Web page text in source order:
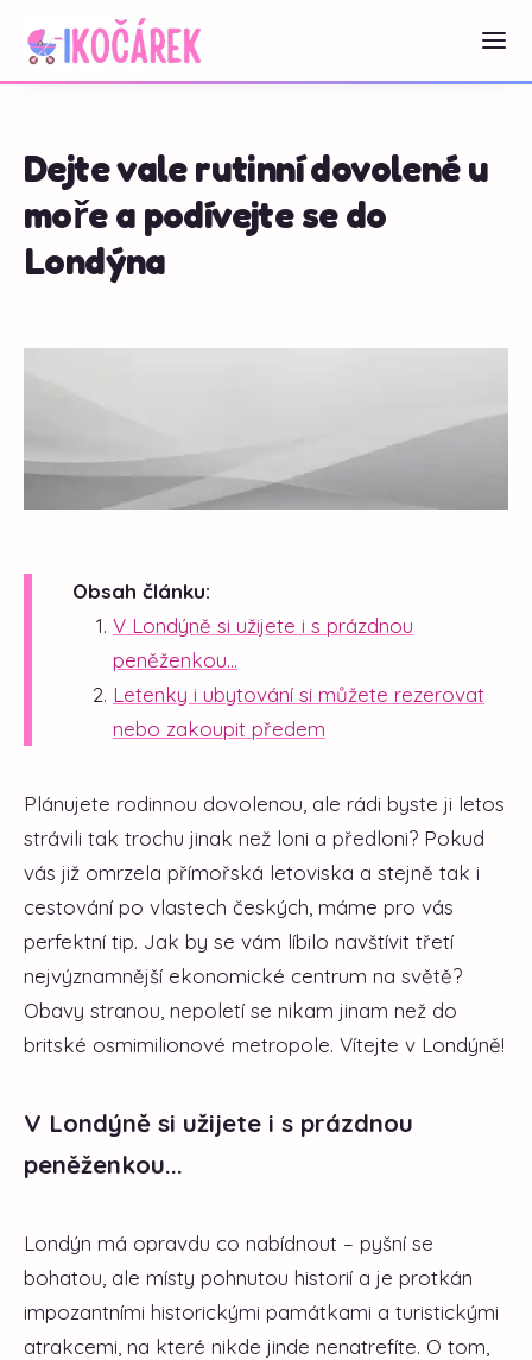
Dejte vale rutinní dovolené u
moře a podívejte se do
Londýna
Obsah článku:
V Londýně si užijete i s prázdnou
peněženkou...
Letenky i ubytování si můžete rezerovat
nebo zakoupit předem
Plánujete rodinnou dovolenou, ale rádi byste ji letos
strávili tak trochu jinak než loni a předloni? Pokud
vás již omrzela přímořská letoviska a stejně tak i
cestování po vlastech českých, máme pro vás
perfektní tip. Jak by se vám líbilo navštívit třetí
nejvýznamnější ekonomické centrum na světě?
Obavy stranou, nepoletí se nikam jinam než do
britské osmimilionové metropole. Vítejte v Londýně!
V Londýně si užijete i s prázdnou
peněženkou...
Londýn má opravdu co nabídnout – pyšní se
bohatou, ale místy pohnutou historií a je protkán
impozantními historickými památkami a turistickými
atrakcemi, na které nikde jinde nenatrefíte. O tom,